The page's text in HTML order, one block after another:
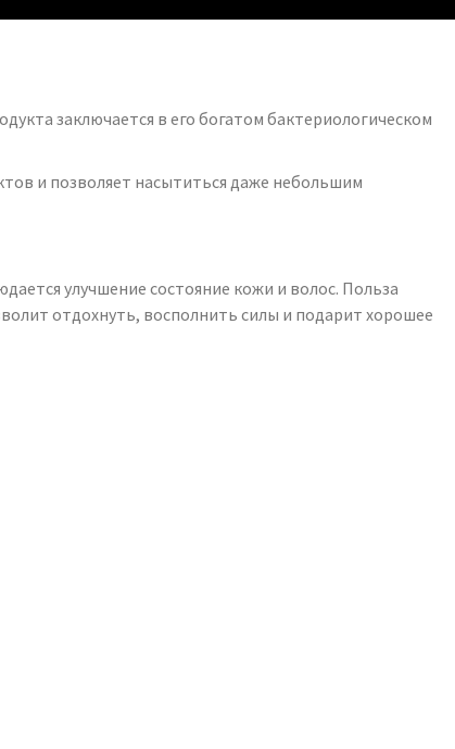
заключается в его богатом бактериологическом
и позволяет насытиться даже небольшим
улучшение состояние кожи и волос. Польза
отдохнуть, восполнить силы и подарит хорошее